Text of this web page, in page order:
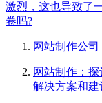
激烈，这也导致了
卷吗?
网站制作公
网站制作：
解决方案和建